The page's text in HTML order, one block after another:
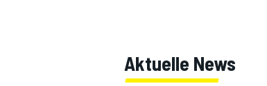
Aktuelle News